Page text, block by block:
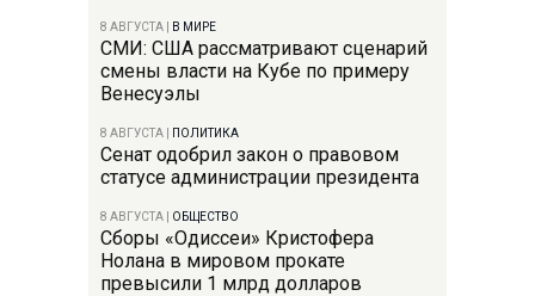
8 АВГУСТА В МИРЕ
СМИ: США рассматривают сценарий
смены власти на Кубе по примеру
Венесуэлы
8 АВГУСТА ПОЛИТИКА
Сенат одобрил закон о правовом
статусе администрации президента
8 АВГУСТА ОБЩЕСТВО
Сборы «Одиссеи» Кристофера
Нолана в мировом прокате
превысили 1 млрд долларов